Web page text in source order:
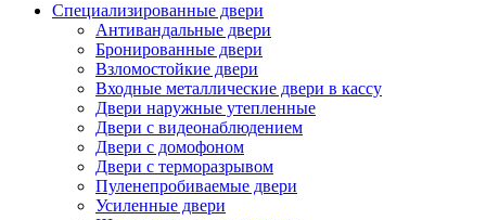
Специализированные двери
Антивандальные двери
Бронированные двери
Взломостойкие двери
Входные металлические двери в кассу
Двери наружные утепленные
Двери с видеонаблюдением
Двери с домофоном
Двери с терморазрывом
Пуленепробиваемые двери
Усиленные двери